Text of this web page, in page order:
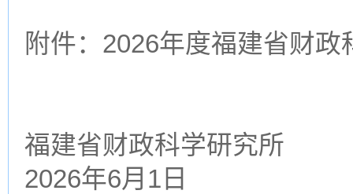
附件：2026年度福建省财
福建省财政科学研究所
2026年6月1日